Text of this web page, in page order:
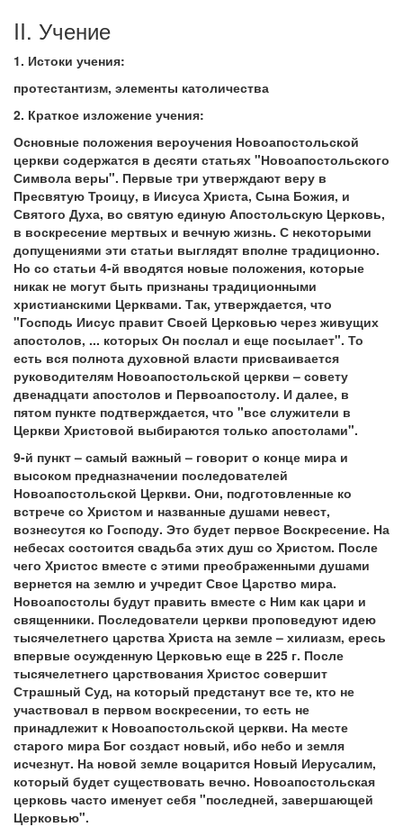
II. Учение
1. Истоки учения:
протестантизм, элементы католичества
2. Краткое изложение учения:
Основные положения вероучения Новоапостольской
церкви содержатся в десяти статьях "Новоапостольского
Символа веры". Первые три утверждают веру в
Пресвятую Троицу, в Иисуса Христа, Сына Божия, и
Святого Духа, во святую единую Апостольскую Церковь,
в воскресение мертвых и вечную жизнь. С некоторыми
допущениями эти статьи выглядят вполне традиционно.
Но со статьи 4-й вводятся новые положения, которые
никак не могут быть признаны традиционными
христианскими Церквами. Так, утверждается, что
"Господь Иисус правит Своей Церковью через живущих
апостолов, ... которых Он послал и еще посылает". То
есть вся полнота духовной власти присваивается
руководителям Новоапостольской церкви – совету
двенадцати апостолов и Первоапостолу. И далее, в
пятом пункте подтверждается, что "все служители в
Церкви Христовой выбираются только апостолами".
9-й пункт – самый важный – говорит о конце мира и
высоком предназначении последователей
Новоапостольской Церкви. Они, подготовленные ко
встрече со Христом и названные душами невест,
вознесутся ко Господу. Это будет первое Воскресение. На
небесах состоится свадьба этих душ со Христом. После
чего Христос вместе с этими преображенными душами
вернется на землю и учредит Свое Царство мира.
Новоапостолы будут править вместе с Ним как цари и
священники. Последователи церкви проповедуют идею
тысячелетнего царства Христа на земле – хилиазм, ересь
впервые осужденную Церковью еще в 225 г. После
тысячелетнего царствования Христос совершит
Страшный Суд, на который предстанут все те, кто не
участвовал в первом воскресении, то есть не
принадлежит к Новоапостольской церкви. На месте
старого мира Бог создаст новый, ибо небо и земля
исчезнут. На новой земле воцарится Новый Иерусалим,
который будет существовать вечно. Новоапостольская
церковь часто именует себя "последней, завершающей
Церковью".